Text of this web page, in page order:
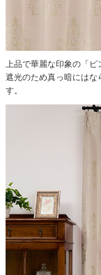
上品で華麗な印象の「
遮光のため真っ暗にはな
す。